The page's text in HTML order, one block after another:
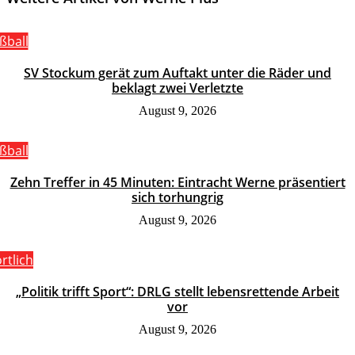
SV Stockum gerät zum Auftakt unter die Räder und
beklagt zwei Verletzte
August 9, 2026
Zehn Treffer in 45 Minuten: Eintracht Werne präsentiert
sich torhungrig
August 9, 2026
„Politik trifft Sport“: DRLG stellt lebensrettende Arbeit
vor
August 9, 2026